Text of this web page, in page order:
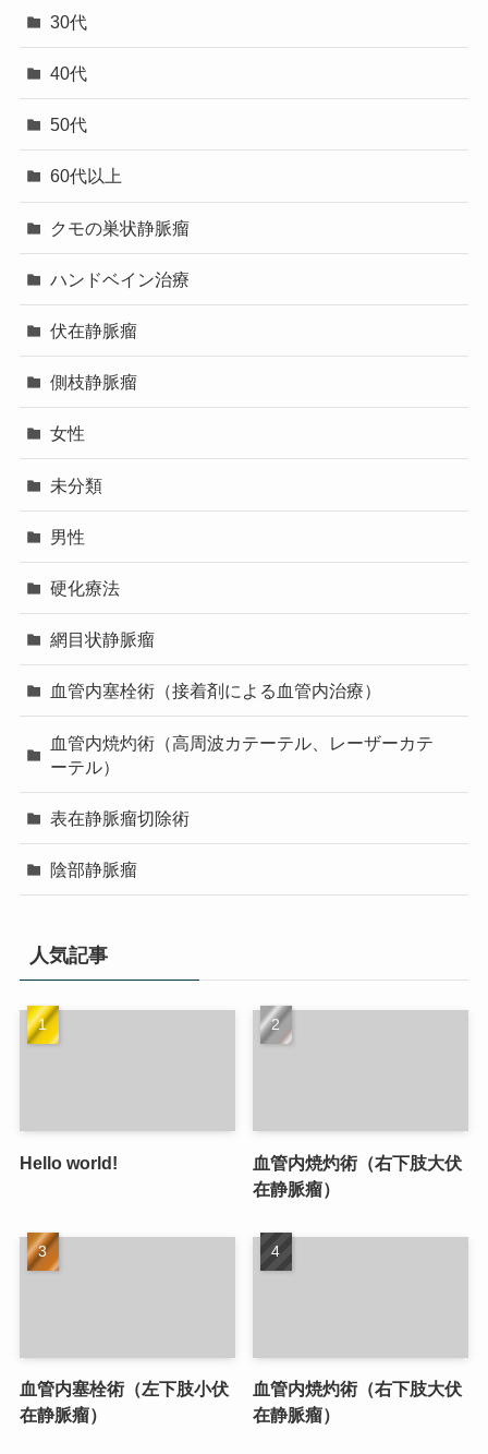
30代
40代
50代
60代以上
クモの巣状静脈瘤
ハンドベイン治療
伏在静脈瘤
側枝静脈瘤
女性
未分類
男性
硬化療法
網目状静脈瘤
血管内塞栓術（接着剤による血管内治療）
血管内焼灼術（高周波カテーテル、レーザーカテ
ーテル）
表在静脈瘤切除術
陰部静脈瘤
人気記事
Hello world!
血管内焼灼術（右下肢大伏
在静脈瘤）
血管内塞栓術（左下肢小伏
在静脈瘤）
血管内焼灼術（右下肢大伏
在静脈瘤）